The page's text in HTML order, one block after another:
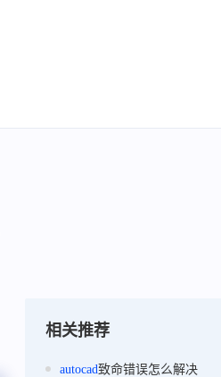
相关推荐
autocad致命错误怎么解决